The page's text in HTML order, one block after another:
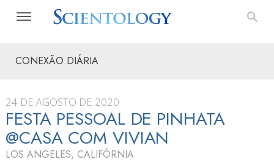
CONEXÃO DIÁRIA
24 DE AGOSTO DE 2020
FESTA PESSOAL DE PINHATA
@CASA COM VIVIAN
LOS ANGELES, CALIFÓRNIA